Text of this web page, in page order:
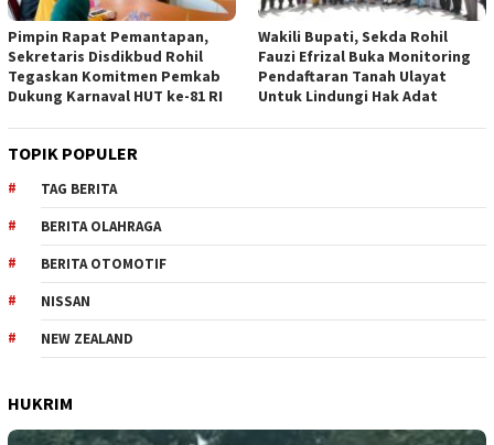
Pimpin Rapat Pemantapan,
Sekretaris Disdikbud Rohil
Tegaskan Komitmen Pemkab
Dukung Karnaval HUT ke-81 RI
Wakili Bupati, Sekda Rohil
Fauzi Efrizal Buka Monitoring
Pendaftaran Tanah Ulayat
Untuk Lindungi Hak Adat
TOPIK POPULER
TAG BERITA
BERITA OLAHRAGA
BERITA OTOMOTIF
NISSAN
NEW ZEALAND
HUKRIM